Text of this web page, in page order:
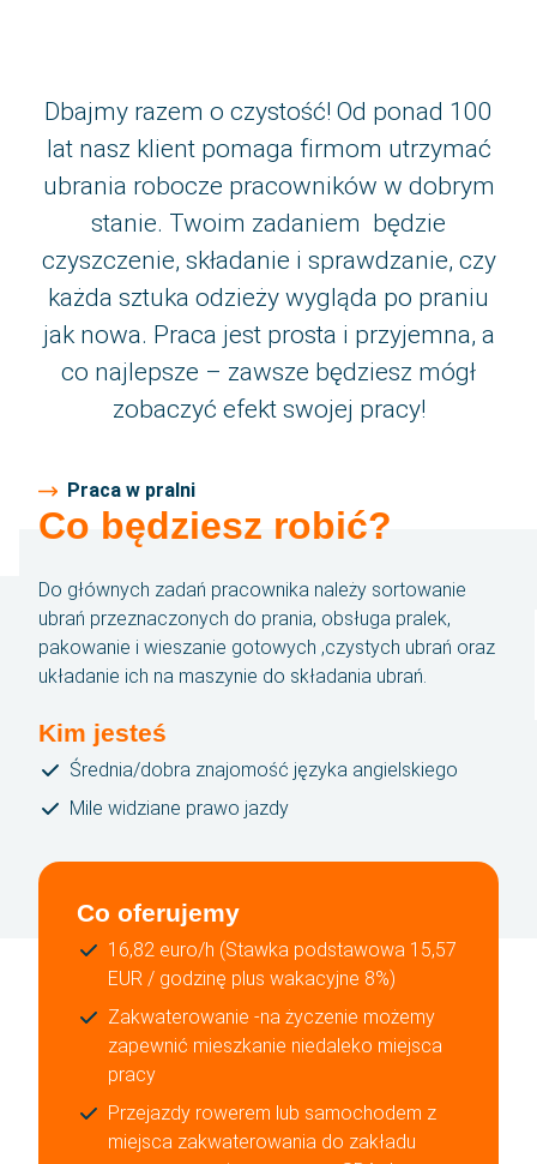
Aktualności
O nas
Historia
Język
Polski
English
български
Kontakt
SBA Flex Recruitment
T:+31 (0)13 464 89 50
Ul. Ozimska 40, lok. 112, 45-058 Opole
Zadzwoń do nas
Wyślij nam wiadomość e-mail
Dbajmy razem o czystość! Od ponad 100
lat nasz klient pomaga firmom utrzymać
ubrania robocze pracowników w dobrym
stanie. Twoim zadaniem będzie
czyszczenie, składanie i sprawdzanie, czy
każda sztuka odzieży wygląda po praniu
jak nowa. Praca jest prosta i przyjemna, a
co najlepsze – zawsze będziesz mógł
zobaczyć efekt swojej pracy!
Praca w pralni
Co będziesz robić?
Do głównych zadań pracownika należy sortowanie
ubrań przeznaczonych do prania, obsługa pralek,
pakowanie i wieszanie gotowych ,czystych ubrań oraz
układanie ich na maszynie do składania ubrań.
Kim jesteś
Średnia/dobra znajomość języka angielskiego
Mile widziane prawo jazdy
Co oferujemy
16,82 euro/h (Stawka podstawowa 15,57
EUR / godzinę plus wakacyjne 8%)
Zakwaterowanie -na życzenie możemy
zapewnić mieszkanie niedaleko miejsca
pracy
Przejazdy rowerem lub samochodem z
miejsca zakwaterowania do zakładu